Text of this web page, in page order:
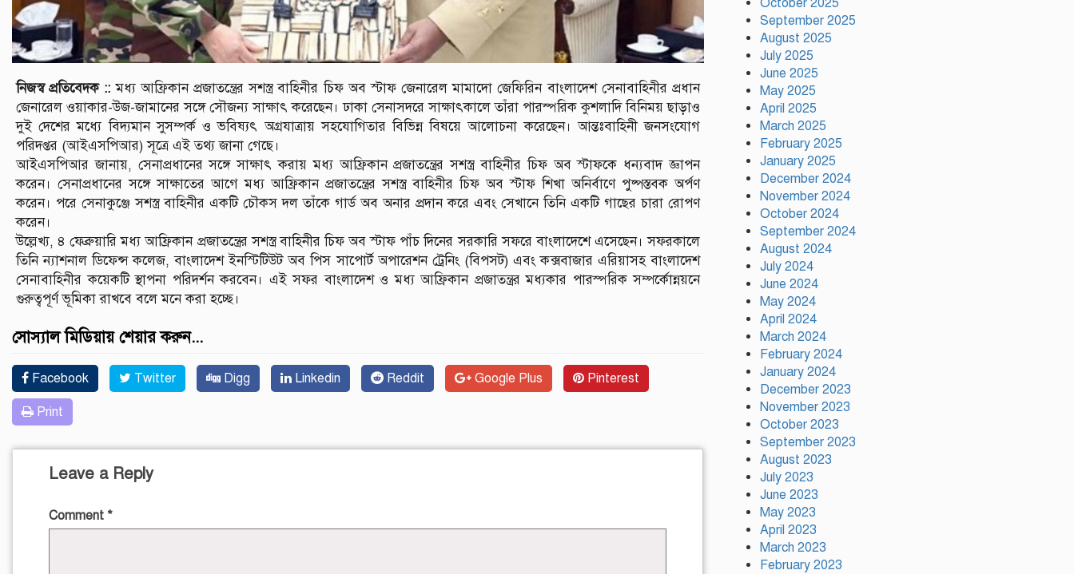
নিজস্ব প্রতিবেদক :: মধ্য আফ্রিকান প্রজাতন্ত্রের সশস্ত্র বাহিনীর চিফ অব স্টাফ জেনারেল মামাদো জেফিরিন বাংলাদেশ সেনাবাহিনীর প্রধান
জেনারেল ওয়াকার-উজ-জামানের সঙ্গে সৌজন্য সাক্ষাৎ করেছেন। ঢাকা সেনাসদরে সাক্ষাৎকালে তাঁরা পারস্পরিক কুশলাদি বিনিময় ছাড়াও
দুই দেশের মধ্যে বিদ্যমান সুসম্পর্ক ও ভবিষ্যৎ অগ্রযাত্রায় সহযোগিতার বিভিন্ন বিষয়ে আলোচনা করেছেন। আন্তঃবাহিনী জনসংযোগ
পরিদপ্তর (আইএসপিআর) সূত্রে এই তথ্য জানা গেছে।
আইএসপিআর জানায়, সেনাপ্রধানের সঙ্গে সাক্ষাৎ করায় মধ্য আফ্রিকান প্রজাতন্ত্রের সশস্ত্র বাহিনীর চিফ অব স্টাফকে ধন্যবাদ জ্ঞাপন
করেন। সেনাপ্রধানের সঙ্গে সাক্ষাতের আগে মধ্য আফ্রিকান প্রজাতন্ত্রের সশস্ত্র বাহিনীর চিফ অব স্টাফ শিখা অনির্বাণে পুষ্পস্তবক অর্পণ
করেন। পরে সেনাকুঞ্জে সশস্ত্র বাহিনীর একটি চৌকস দল তাঁকে গার্ড অব অনার প্রদান করে এবং সেখানে তিনি একটি গাছের চারা রোপণ
করেন।
উল্লেখ্য, ৪ ফেব্রুয়ারি মধ্য আফ্রিকান প্রজাতন্ত্রের সশস্ত্র বাহিনীর চিফ অব স্টাফ পাঁচ দিনের সরকারি সফরে বাংলাদেশে এসেছেন। সফরকালে
তিনি ন্যাশনাল ডিফেন্স কলেজ, বাংলাদেশ ইনস্টিটিউট অব পিস সাপোর্ট অপারেশন ট্রেনিং (বিপসট) এবং কক্সবাজার এরিয়াসহ বাংলাদেশ
সেনাবাহিনীর কয়েকটি স্থাপনা পরিদর্শন করবেন। এই সফর বাংলাদেশ ও মধ্য আফ্রিকান প্রজাতন্ত্রর মধ্যকার পারস্পরিক সম্পর্কোন্নয়নে
গুরুত্বপূর্ণ ভূমিকা রাখবে বলে মনে করা হচ্ছে।
সোস্যাল মিডিয়ায় শেয়ার করুন...
Facebook Twitter Digg Linkedin Reddit Google Plus Pinterest
Print
Leave a Reply
Comment *
রাজবাড়ীতে স্টার্লিং
September 2025
August 2025
July 2025
June 2025
May 2025
April 2025
March 2025
February 2025
January 2025
December 2024
November 2024
October 2024
September 2024
August 2024
July 2024
June 2024
May 2024
April 2024
March 2024
February 2024
January 2024
December 2023
November 2023
October 2023
September 2023
August 2023
July 2023
June 2023
May 2023
April 2023
March 2023
February 2023